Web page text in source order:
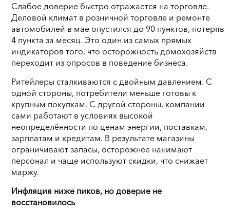
Слабое доверие быстро отражается на торговле.
Деловой климат в розничной торговле и ремонте
автомобилей в мае опустился до 90 пунктов, потеряв
4 пункта за месяц. Это один из самых прямых
индикаторов того, что осторожность домохозяйств
переходит из опросов в поведение бизнеса.
Ритейлеры сталкиваются с двойным давлением. С
одной стороны, потребители меньше готовы к
крупным покупкам. С другой стороны, компании
сами работают в условиях высокой
неопределённости по ценам энергии, поставкам,
зарплатам и кредитам. В результате магазины
ограничивают запасы, осторожнее нанимают
персонал и чаще используют скидки, что снижает
маржу.
Инфляция ниже пиков, но доверие не
восстановилось